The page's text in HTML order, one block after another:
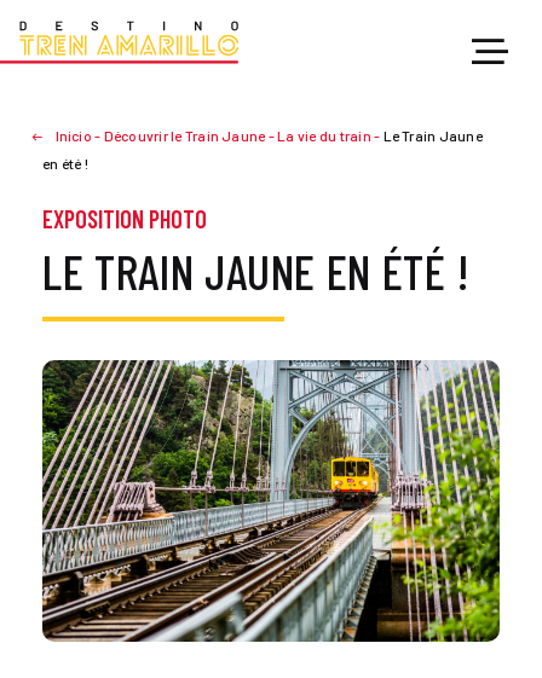
Inicio - Découvrir le Train Jaune-La vie du train - Le Train Jaune
en été !
EXPOSITION PHOTO
LE TRAIN JAUNE EN ÉTÉ !